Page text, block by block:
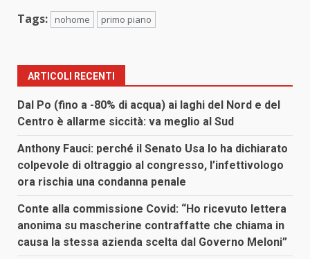
Tags: nohome primo piano
ARTICOLI RECENTI
Dal Po (fino a -80% di acqua) ai laghi del Nord e del
Centro è allarme siccità: va meglio al Sud
Anthony Fauci: perché il Senato Usa lo ha dichiarato
colpevole di oltraggio al congresso, l’infettivologo
ora rischia una condanna penale
Conte alla commissione Covid: “Ho ricevuto lettera
anonima su mascherine contraffatte che chiama in
causa la stessa azienda scelta dal Governo Meloni”